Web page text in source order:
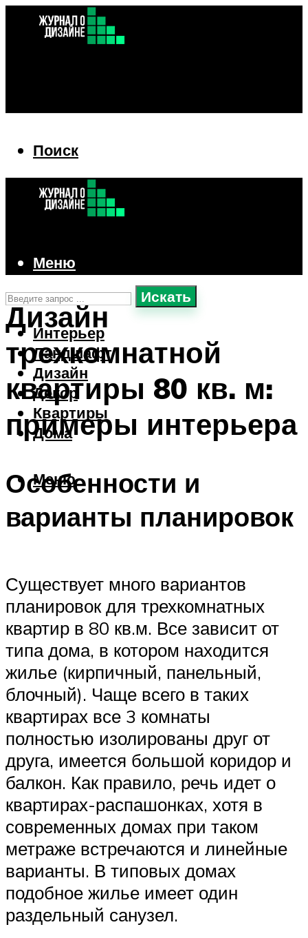
Поиск
Искать
Интерьер
Ландшафт
Дизайн
Декор
Квартиры
Дома
Меню
Меню
Дизайн
трехкомнатной
квартиры 80 кв. м:
примеры интерьера
Особенности и
варианты планировок
Существует много вариантов
планировок для трехкомнатных
квартир в 80 кв.м. Все зависит от
типа дома, в котором находится
жилье (кирпичный, панельный,
блочный). Чаще всего в таких
квартирах все 3 комнаты
полностью изолированы друг от
друга, имеется большой коридор и
балкон. Как правило, речь идет о
квартирах-распашонках, хотя в
современных домах при таком
метраже встречаются и линейные
варианты. В типовых домах
подобное жилье имеет один
раздельный санузел.